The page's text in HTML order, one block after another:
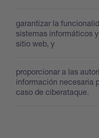
garantizar la
sistemas informáticos
sitio web, y
proporcionar a las
información necesaria
caso de ciberataque.